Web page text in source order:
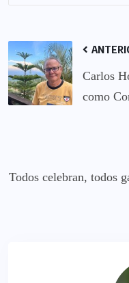
Carlos
como
Todos celebran, todos